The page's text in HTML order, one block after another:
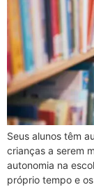
Seus alunos têm
crianças a serem
autonomia na
próprio tempo e